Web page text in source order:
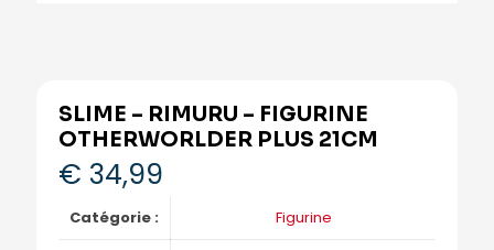
SLIME – RIMURU – FIGURINE
OTHERWORLDER PLUS 21CM
€ 34,99
Catégorie : Figurine